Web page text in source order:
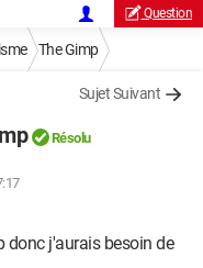
Question
The Gimp
Sujet Suivant
Résolu
donc j'aurais besoin de